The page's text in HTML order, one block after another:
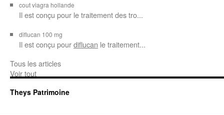
cout viagra hollande
Il est conçu pour le traitement des tro...
diflucan 100 mg
Il est conçu pourdiflucan le traitement...
Tous les articles
Voir tout
Theys Patrimoine